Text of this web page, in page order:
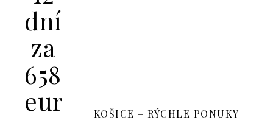
dní
za
658
eur
KOŠICE – RÝCHLE PONUKY